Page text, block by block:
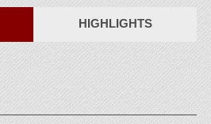
HIGHLIGHTS